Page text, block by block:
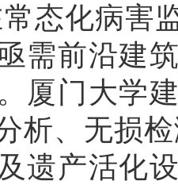
化病害
需前沿建
厦门大学
析、无损
遗产活化